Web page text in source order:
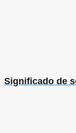
Significado de